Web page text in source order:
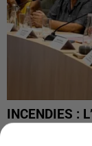
INCENDIES :
DE